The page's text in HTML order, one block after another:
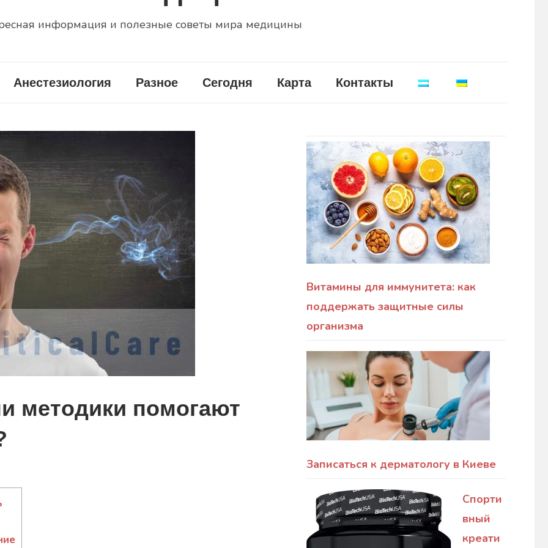
информация и полезные советы мира медицины
Анестезиология Разное Сегодня Карта Контакты
методики помогают
Витамины для иммунитета: как
поддержать защитные силы
организма
Записаться к дерматологу в Киеве
Спорти
вный
креати